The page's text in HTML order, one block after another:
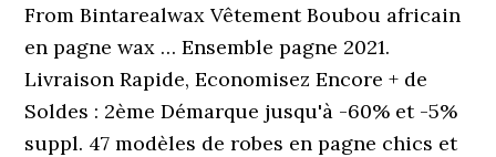
From Bintarealwax Vêtement Boubou africain
en pagne wax … Ensemble pagne 2021.
Livraison Rapide, Economisez Encore + de
Soldes : 2ème Démarque jusqu'à -60% et -5%
suppl. 47 modèles de robes en pagne chics et